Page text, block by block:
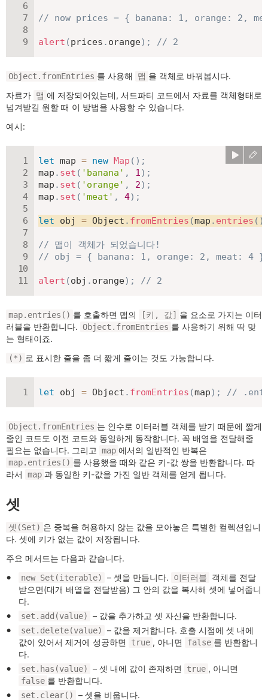
// now prices = { banana: 1, orange: 2,
alert (prices . orange) ; // 2
Object.fromEntries 를 사용해 맵 을 객체로 바꿔봅시다.
자료가 맵 에 저장되어있는데, 서드파티 코드에서 자료를 객체형태로
넘겨받길 원할 때 이 방법을 사용할 수 있습니다.
예시:
let map = new Map ( ) ;
map . set ( 'banana' , 1) ;
map . set ( 'orange' , 2) ;
map . set ( 'meat' , 4) ;
let obj = Object . fromEntries (map . entries ( )
// 맵이 객체가 되었습니다!
// obj = { banana: 1, orange: 2, meat: 4 }
alert (obj . orange) ; // 2
map.entries() 를 호출하면 맵의 [키, 값] 을 요소로 가지는 이터
러블을 반환합니다. Object.fromEntries 를 사용하기 위해 딱 맞
는 형태이죠.
(*) 로 표시한 줄을 좀 더 짧게 줄이는 것도 가능합니다.
let obj = Object . fromEntries (map) ; //
Object.fromEntries 는 인수로 이터러블 객체를 받기 때문에 짧게
줄인 코드도 이전 코드와 동일하게 동작합니다. 꼭 배열을 전달해줄
필요는 없습니다. 그리고
map 에서의 일반적인 반복은
map.entries() 를 사용했을 때와 같은 키-값 쌍을 반환합니다. 따
라서
map 과 동일한 키-값을 가진 일반 객체를 얻게 됩니다.
셋
셋(Set) 은 중복을 허용하지 않는 값을 모아놓은 특별한 컬렉션입니
다. 셋에 키가 없는 값이 저장됩니다.
주요 메서드는 다음과 같습니다.
new Set(iterable) – 셋을 만듭니다. 이터러블
객체를 전달
받으면(대개 배열을 전달받음) 그 안의 값을 복사해 셋에 넣어줍니
다.
set.add(value) – 값을 추가하고 셋 자신을 반환합니다.
set.delete(value)
– 값을 제거합니다. 호출 시점에 셋 내에
값이 있어서 제거에 성공하면
true , 아니면 false 를 반환합니
다.
set.has(value) – 셋 내에 값이 존재하면 true , 아니면
false 를 반환합니다.
set.clear() – 셋을 비웁니다.